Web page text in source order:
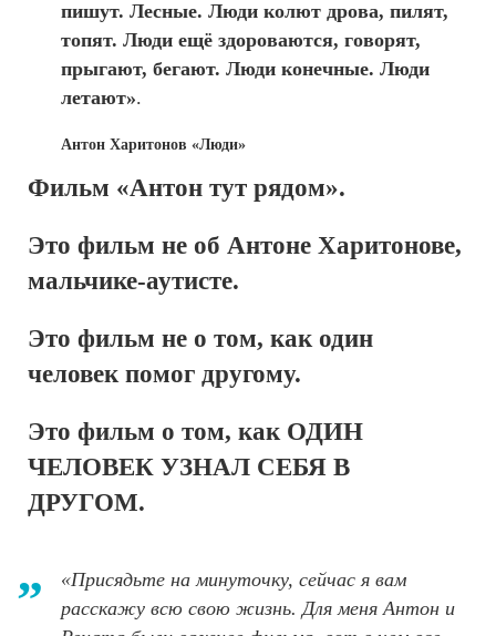
пишут. Лесные. Люди колют дрова, пилят,
топят. Люди ещё здороваются, говорят,
прыгают, бегают. Люди конечные. Люди
летают».
Антон Харитонов «Люди»
Фильм «Антон тут рядом».
Это фильм не об Антоне Харитонове,
мальчике-аутисте.
Это фильм не о том, как один
человек помог другому.
Это фильм о том, как ОДИН
ЧЕЛОВЕК УЗНАЛ СЕБЯ В
ДРУГОМ.
«Присядьте на минуточку, сейчас я вам
расскажу всю свою жизнь. Для меня Антон и